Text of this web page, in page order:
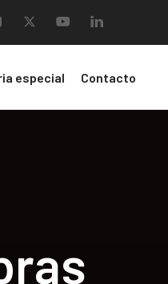
especial Contacto